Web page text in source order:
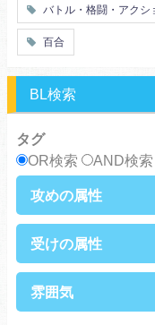
オタク
ツンデレ
アラサー
スピンオフ・外伝
癒し系
サラリーマン
浮気・不倫
バトル・格闘・アクシ
百合
BL検索
タグ
OR検索
AND検索
攻めの属性
俺様攻め
硬派攻め
ノンケ攻め
黒髪攻め
受けの属性
ノンケ受け
雰囲気